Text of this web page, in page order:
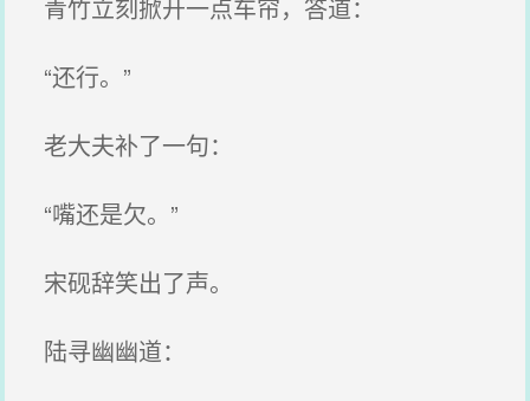
青竹立刻掀开一点车帘，答道：
“还行。”
老大夫补了一句：
“嘴还是欠。”
宋砚辞笑出了声。
陆寻幽幽道：